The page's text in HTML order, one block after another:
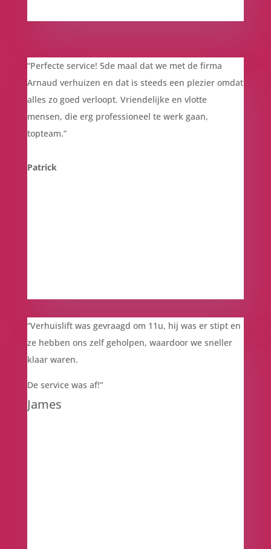
“Perfecte service! 5de maal dat we met de firma
Arnaud verhuizen en dat is steeds een plezier omdat
alles zo goed verloopt. Vriendelijke en vlotte
mensen, die erg professioneel te werk gaan,
topteam.”
Patrick
“Verhuislift was gevraagd om 11u, hij was er stipt en
ze hebben ons zelf geholpen, waardoor we sneller
klaar waren.
De service was af!”
James